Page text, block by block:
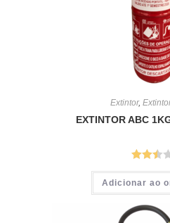
Extintor,
EXTINTOR ABC
Avalia
ção
de 5
Adicionar ao